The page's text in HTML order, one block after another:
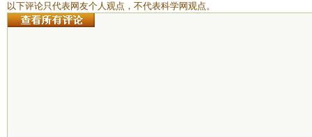
以下评论只代表网友个人观点，不代表科学网观点。